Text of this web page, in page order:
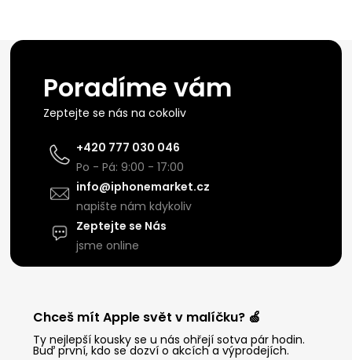
Poradíme vám
Zeptejte se nás na cokoliv
+420 777 030 046
Po - Pá: 9:00 - 17:00
info@iphonemarket.cz
napište nám kdykoliv
Zeptejte se Nás
jsme online
Chceš mít Apple svět v malíčku? 🍏
Ty nejlepší kousky se u nás ohřejí sotva pár hodin.
Buď první, kdo se dozví o akcích a výprodejích.